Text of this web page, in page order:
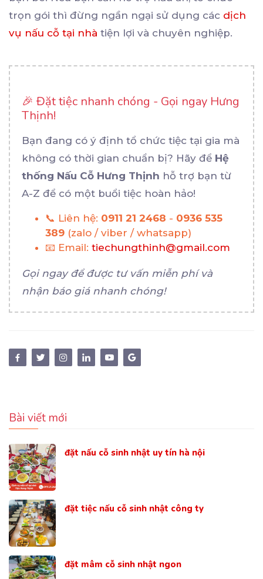
trọn gói thì đừng ngần ngại sử dụng các dịch
vụ nấu cỗ tại nhà tiện lợi và chuyên nghiệp.
🎉 Đặt tiệc nhanh chóng - Gọi ngay Hưng
Thịnh!
Bạn đang có ý định tổ chức tiệc tại gia mà
không có thời gian chuẩn bị? Hãy để Hệ
thống Nấu Cỗ Hưng Thịnh hỗ trợ bạn từ
A-Z để có một buổi tiệc hoàn hảo!
📞 Liên hệ: 0911 21 2468 - 0936 535
389 (zalo / viber / whatsapp)
📧 Email: tiechungthinh@gmail.com
Gọi ngay để được tư vấn miễn phí và
nhận báo giá nhanh chóng!
Bài viết mới
đặt nấu cỗ sinh nhật uy tín hà nội
đặt tiệc nấu cỗ sinh nhật công ty
đặt mâm cỗ sinh nhật ngon